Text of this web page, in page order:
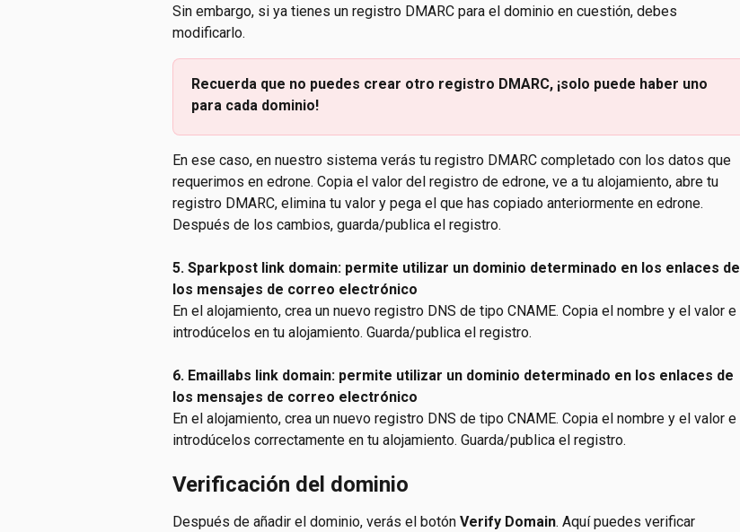
Sin embargo, si ya tienes un registro DMARC para el dominio en cuestión, debes
modificarlo.
Recuerda que no puedes crear otro registro DMARC, ¡solo puede haber uno
para cada dominio!
En ese caso, en nuestro sistema verás tu registro DMARC completado con los datos que
requerimos en edrone. Copia el valor del registro de edrone, ve a tu alojamiento, abre tu
registro DMARC, elimina tu valor y pega el que has copiado anteriormente en edrone.
Después de los cambios, guarda/publica el registro.
5. Sparkpost link domain: permite utilizar un dominio determinado en los enlaces de
los mensajes de correo electrónico
En el alojamiento, crea un nuevo registro DNS de tipo CNAME. Copia el nombre y el valor e
introdúcelos en tu alojamiento. Guarda/publica el registro.
6. Emaillabs link domain: permite utilizar un dominio determinado en los enlaces de
los mensajes de correo electrónico
En el alojamiento, crea un nuevo registro DNS de tipo CNAME. Copia el nombre y el valor e
introdúcelos correctamente en tu alojamiento. Guarda/publica el registro.
Verificación del dominio
Después de añadir el dominio, verás el botón Verify Domain. Aquí puedes verificar